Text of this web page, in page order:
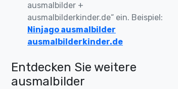
ausmalbilder +
ausmalbilderkinder.de“ ein. Beispiel:
Ninjago ausmalbilder
ausmalbilderkinder.de
Entdecken Sie weitere
ausmalbilder